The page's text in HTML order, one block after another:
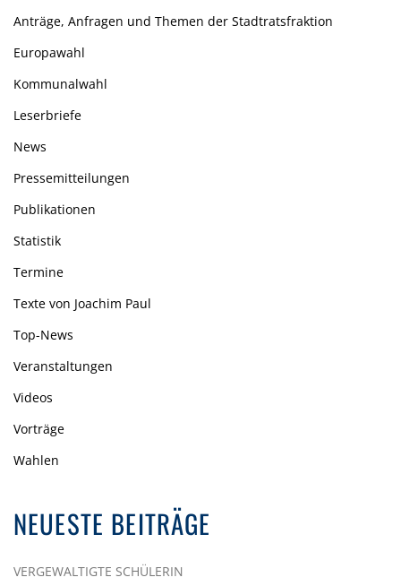
Anträge, Anfragen und Themen der Stadtratsfraktion
Europawahl
Kommunalwahl
Leserbriefe
News
Pressemitteilungen
Publikationen
Statistik
Termine
Texte von Joachim Paul
Top-News
Veranstaltungen
Videos
Vorträge
Wahlen
NEUESTE BEITRÄGE
VERGEWALTIGTE SCHÜLERIN